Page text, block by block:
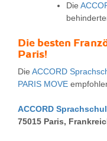
Die
Die besten
Paris!
Die ACCORD
PARIS MOVE
ACCORD
75015 Paris,